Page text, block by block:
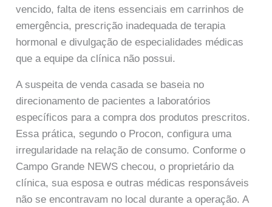
vencido, falta de itens essenciais em carrinhos de
emergência, prescrição inadequada de terapia
hormonal e divulgação de especialidades médicas
que a equipe da clínica não possui.
A suspeita de venda casada se baseia no
direcionamento de pacientes a laboratórios
específicos para a compra dos produtos prescritos.
Essa prática, segundo o Procon, configura uma
irregularidade na relação de consumo. Conforme o
Campo Grande NEWS checou, o proprietário da
clínica, sua esposa e outras médicas responsáveis
não se encontravam no local durante a operação. A